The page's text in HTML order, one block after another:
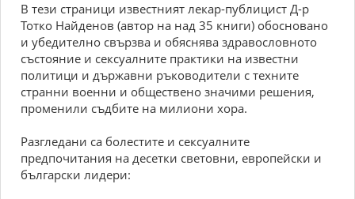
В тези страници известният лекар-публицист Д-р
Тотко Найденов (автор на над 35 книги) обосновано
и убедително свързва и обяснява здравословното
състояние и сексуалните практики на известни
политици и държавни ръководители с техните
странни военни и обществено значими решения,
променили съдбите на милиони хора.
Разгледани са болестите и сексуалните
предпочитания на десетки световни, европейски и
български лидери: